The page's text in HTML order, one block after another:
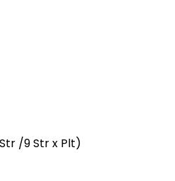
Str /9 Str x Plt)